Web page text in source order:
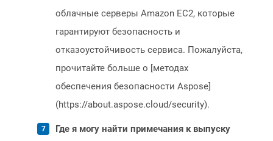
облачные серверы Amazon EC2, которые
гарантируют безопасность и
отказоустойчивость сервиса. Пожалуйста,
прочитайте больше о [методах
обеспечения безопасности Aspose]
(https://about.aspose.cloud/security).
Где я могу найти примечания к выпуску